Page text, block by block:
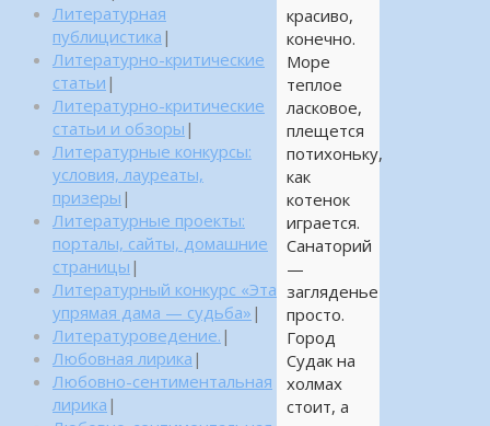
красиво,
конечно.
Море
теплое
ласковое,
плещется
потихоньку,
как
котенок
играется.
Санаторий
—
загляденье
просто.
Город
Судак на
холмах
стоит, а
Литературная
публицистика |
Литературно-критические
статьи |
Литературно-критические
статьи и обзоры |
Литературные конкурсы:
условия, лауреаты,
призеры |
Литературные проекты:
порталы, сайты, домашние
страницы |
Литературный конкурс «Эта
упрямая дама — судьба» |
Литературоведение. |
Любовная лирика |
Любовно-сентиментальная
лирика |